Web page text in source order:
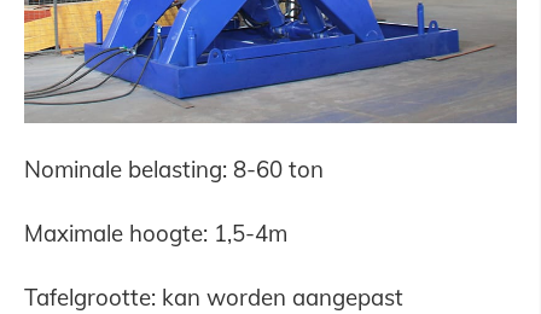
Nominale belasting: 8-60 ton
Maximale hoogte: 1,5-4m
Tafelgrootte: kan worden aangepast